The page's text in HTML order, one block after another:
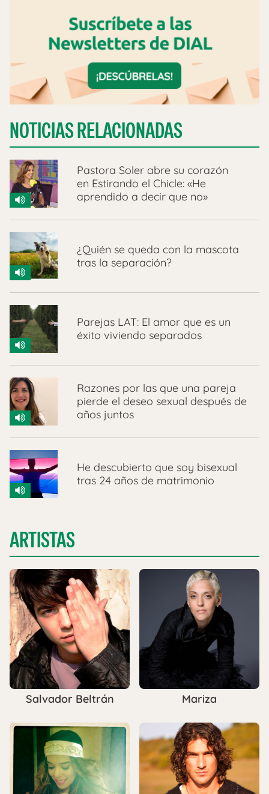
NOTICIAS RELACIONADAS
Pastora Soler abre su corazón
en Estirando el Chicle: «He
aprendido a decir que no»
¿Quién se queda con la mascota
tras la separación?
Parejas LAT: El amor que es un
éxito viviendo separados
Razones por las que una pareja
pierde el deseo sexual después de
años juntos
He descubierto que soy bisexual
tras 24 años de matrimonio
ARTISTAS
Salvador Beltrán Mariza